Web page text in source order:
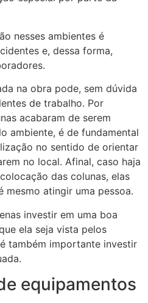
nesses ambientes é
e, dessa forma,
na obra pode, sem dúvida
de trabalho. Por
acabaram de serem
ambiente, é de fundamental
no sentido de orientar
no local. Afinal, caso haja
das colunas, elas
mesmo atingir uma pessoa.
investir em uma boa
ela seja vista pelos
também importante investir
equipamentos